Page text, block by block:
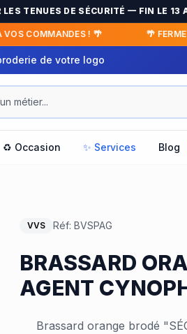
TENUES DE SÉCURITÉ — FIN LE 13
COMMANDES ! 🌴 🌴
de votre logo
♻️ Occasion ✨ Services Blog
VVS Réf: BVSPAG
BRASSARD
AGENT
Brassard orange brodé